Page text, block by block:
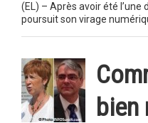
(EL) – Après avoir été
poursuit son virage
bien